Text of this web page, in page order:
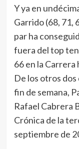
Y ya en
Garrido (68, 71,
par ha
fuera del top
66 en la Carrera
De los otros
fin de semana,
Rafael Cabrera
Crónica de la
septiembre de